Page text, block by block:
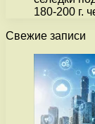
180-200 г.
Свежие записи